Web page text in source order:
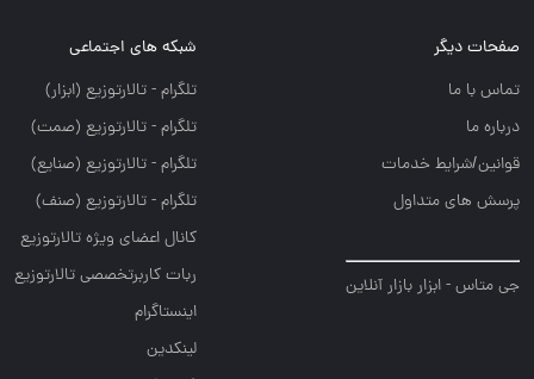
صفحات دیگر
تماس با ما
درباره ما
قوانین/شرایط خدمات
پرسش های متداول
جی متاس - ابزار بازار آنلاین
شبکه های اجتماعی
تلگرام - تالارتوزيع (ابزار)
تلگرام - تالارتوزيع (صمت)
تلگرام - تالارتوزيع (صنايع)
تلگرام - تالارتوزیع (صنف)
کانال اعضای ویژه تالارتوزیع
ربات کاربرتخصصی تالارتوزیع
اینستاگرام
لینکدین